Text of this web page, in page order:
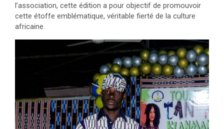
l’association, cette édition a pour objectif de promouvoir
cette étoffe emblématique, véritable fierté de la culture
africaine.